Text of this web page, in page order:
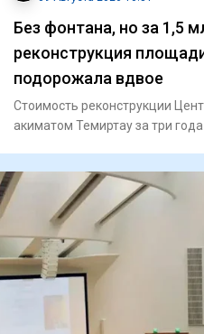
Без фонтана, но за 1,5
реконструкция
подорожала вдвое
Стоимость реконструкции
акиматом Темиртау за три